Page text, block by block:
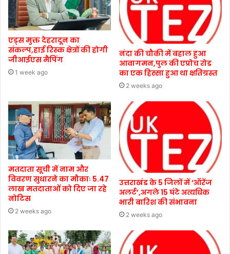
एड्स मुक्त देहरादून का
संकल्प,हाई रिस्क क्षेत्रों की होगी
जीआईएस मैपिंग
1 week ago
नंदा की चौकी में बहाल हुआ
आवागमन,पुल की एप्रोच रोड
का एक हिस्सा हुआ था क्षतिग्रस्त
2 weeks ago
मतदाता सूची में नाम और
विवरण सुधारने का मौकाः 5.47
लाख मतदाताओं को दिए जा रहे
नोटिस
2 weeks ago
उत्तराखंड के 5 जिलों में ‘ऑरेंज
अलर्ट’,अगले 15 घंटे अत्यधिक
भारी बारिश की संभावना
2 weeks ago